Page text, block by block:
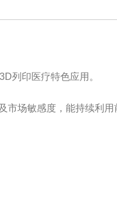
列印医疗特色应用。
场敏感度，能持续利